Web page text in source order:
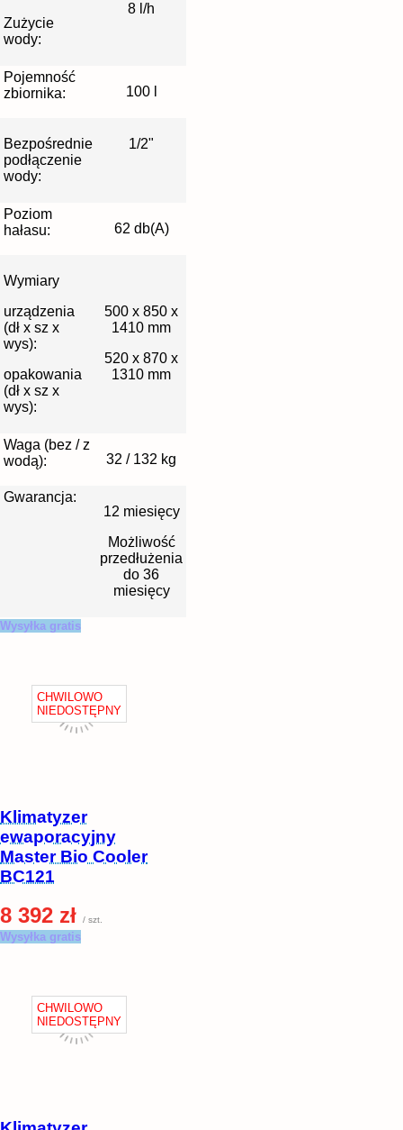
Zużycie
wody:
8 l/h
Pojemność
zbiornika:
100 l
Bezpośrednie
podłączenie
wody:
1/2"
Poziom
hałasu:
62 db(A)
Wymiary
urządzenia
(dł x sz x
wys):
opakowania
(dł x sz x
wys):
500 x 850 x
1410 mm
520 x 870 x
1310 mm
Waga (bez / z
wodą):
32 / 132 kg
Gwarancja:
12 miesięcy
Możliwość
przedłużenia
do 36
miesięcy
Wysyłka gratis
Klimatyzer
ewaporacyjny
Master Bio Cooler
BC121
8 392 zł / szt.
Wysyłka gratis